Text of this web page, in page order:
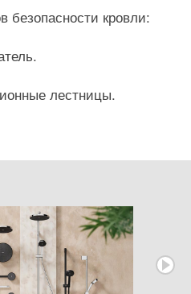
безопасности кровли:
лестницы.